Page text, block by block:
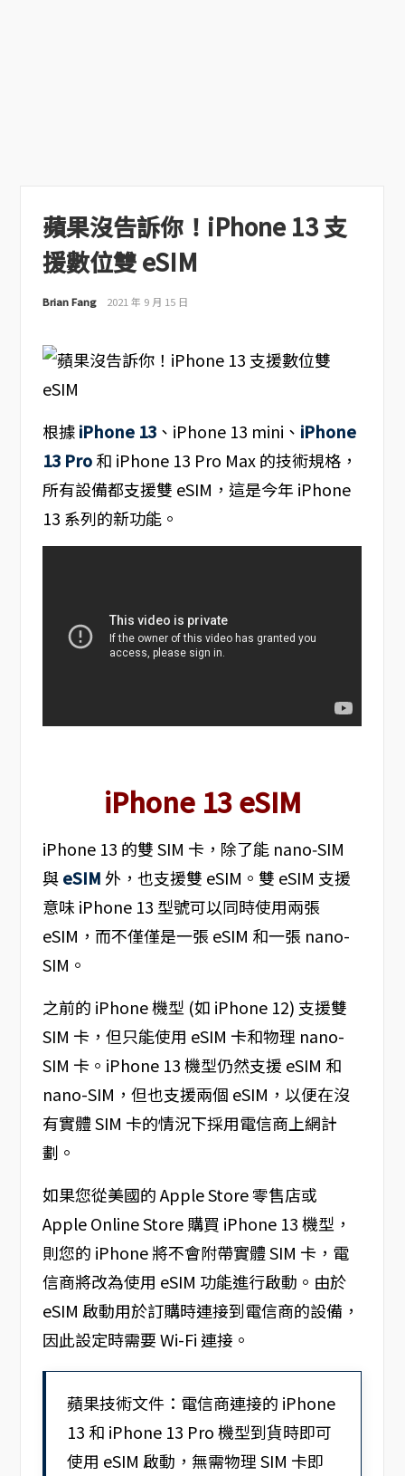
蘋果沒告訴你！iPhone 13 支
援數位雙 eSIM
Brian Fang 2021 年 9 月 15 日
根據iPhone 13、‌iPhone 13‌ mini、 iPhone
13 Pro和 ‌iPhone 13 Pro‌ Max 的技術規格，
所有設備都支援雙 eSIM，這是今年 iPhone
13 系列的新功能。
iPhone 13 eSIM
iPhone 13 的雙 SIM 卡，除了能 nano‑SIM
與eSIM 外，也支援雙 eSIM。雙 eSIM 支援
意味 iPhone 13‌ 型號可以同時使用兩張
eSIM，而不僅僅是一張 eSIM 和一張 nano-
SIM。
之前的 iPhone 機型 (如 iPhone 12) 支援雙
SIM 卡，但只能使用 eSIM 卡和物理 nano-
SIM 卡。‌iPhone 13‌ 機型仍然支援 eSIM 和
nano-SIM，但也支援兩個 eSIM，以便在沒
有實體 SIM 卡的情況下採用電信商上網計
劃。
如果您從美國的 Apple Store 零售店或
Apple Online Store 購買 iPhone 13 機型，
則您的 iPhone 將不會附帶實體 SIM 卡，電
信商將改為使用 eSIM 功能進行啟動。由於
eSIM 啟動用於訂購時連接到電信商的設備，
因此設定時需要 Wi-Fi 連接。
蘋果技術文件：電信商連接的 iPhone
13 和 iPhone 13 Pro 機型到貨時即可
使用 eSIM 啟動，無需物理 SIM 卡即